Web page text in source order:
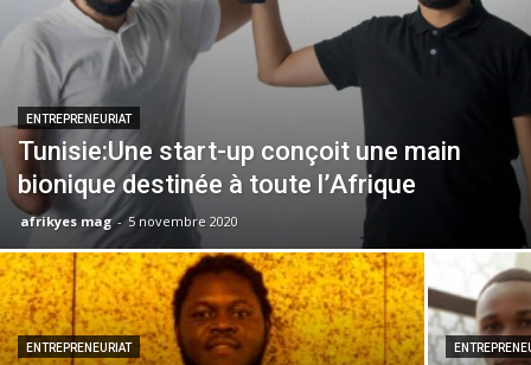
ENTREPRENEURIAT
Tunisie:Une start-up conçoit une main
bionique destinée à toute l’Afrique
afrikyes mag - 5 novembre 2020
ENTREPRENEURIAT